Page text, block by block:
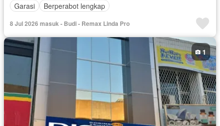
Garasi
Berperabot lengkap
8 Jul 2026 masuk - Budi - Remax Linda Pro
1